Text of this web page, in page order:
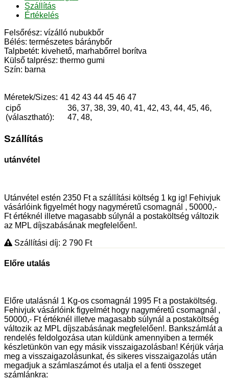
Szállítás
Értékelés
Felsőrész: vízálló nubukbőr
Bélés: természetes báránybőr
Talpbetét: kivehető, marhabőrrel borítva
Külső talprész: thermo gumi
Szín: barna
Méretek/Sizes: 41 42 43 44 45 46 47
cipő
(választható):
36, 37, 38, 39, 40, 41, 42, 43, 44, 45, 46,
47, 48,
Szállítás
utánvétel
Utánvétel estén 2350 Ft a szállítási költség 1 kg ig! Fehivjuk
vásárlóink figyelmét hogy nagyméretű csomagnál , 50000,-
Ft értéknél illetve magasabb súlynál a postaköltség változik
az MPL díjszabásának megfelelően!.
Szállítási díj: 2 790 Ft
Előre utalás
Előre utalásnál 1 Kg-os csomagnál 1995 Ft a postaköltség.
Fehivjuk vásárlóink figyelmét hogy nagyméretű csomagnál ,
50000,- Ft értéknél illetve magasabb súlynál a postaköltség
változik az MPL díjszabásának megfelelően!. Bankszámlát a
rendelés feldolgozása utan küldünk amennyiben a termék
készletünkön van egy másik visszaigazolásban! Kérjük várja
meg a visszaigazolásunkat, és sikeres visszaigazolás után
megadjuk a számlaszámot és utalja el a fenti összeget
számlánkra: